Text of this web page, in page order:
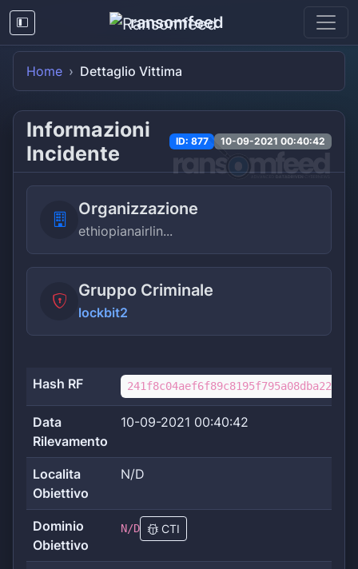
ransomfeed
Home Dettaglio Vittima
Informazioni
Incidente
ID: 877 10-09-2021 00:40:42
Organizzazione
ethiopianairlin...
Gruppo Criminale
lockbit2
Hash RF
Data
Rilevamento
10-09-2021 00:40:42
Localita
Obiettivo
N/D
Dominio
Obiettivo
N/D CTI